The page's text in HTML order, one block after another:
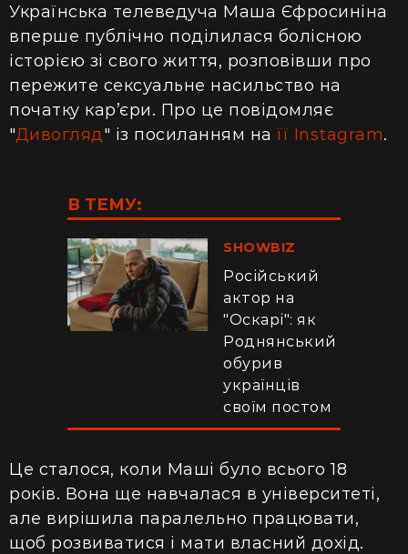
Українська телеведуча Маша Єфросиніна
вперше публічно поділилася болісною
історією зі свого життя, розповівши про
пережите сексуальне насильство на
початку кар’єри. Про це повідомляє
"Дивогляд" із посиланням на її Instagram.
В ТЕМУ:
SHOWBIZ
Російський
актор на
"Оскарі": як
Роднянський
обурив
українців
своїм постом
Це сталося, коли Маші було всього 18
років. Вона ще навчалася в університеті,
але вирішила паралельно працювати,
щоб розвиватися і мати власний дохід.